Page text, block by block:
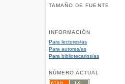
TAMAÑO DE FUENTE
INFORMACIÓN
Para lectores/as
Para autores/as
Para bibliotecarios/as
NÚMERO ACTUAL